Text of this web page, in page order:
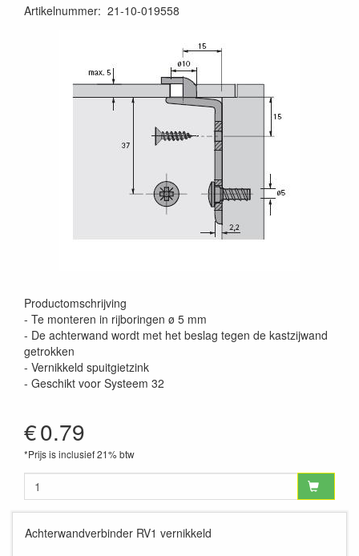
Artikelnummer: 21-10-019558
Productomschrijving
- Te monteren in rijboringen ø 5 mm
- De achterwand wordt met het beslag tegen de kastzijwand
getrokken
- Vernikkeld spuitgietzink
- Geschikt voor Systeem 32
€0.79
*Prijs is inclusief 21% btw
Achterwandverbinder RV1 vernikkeld